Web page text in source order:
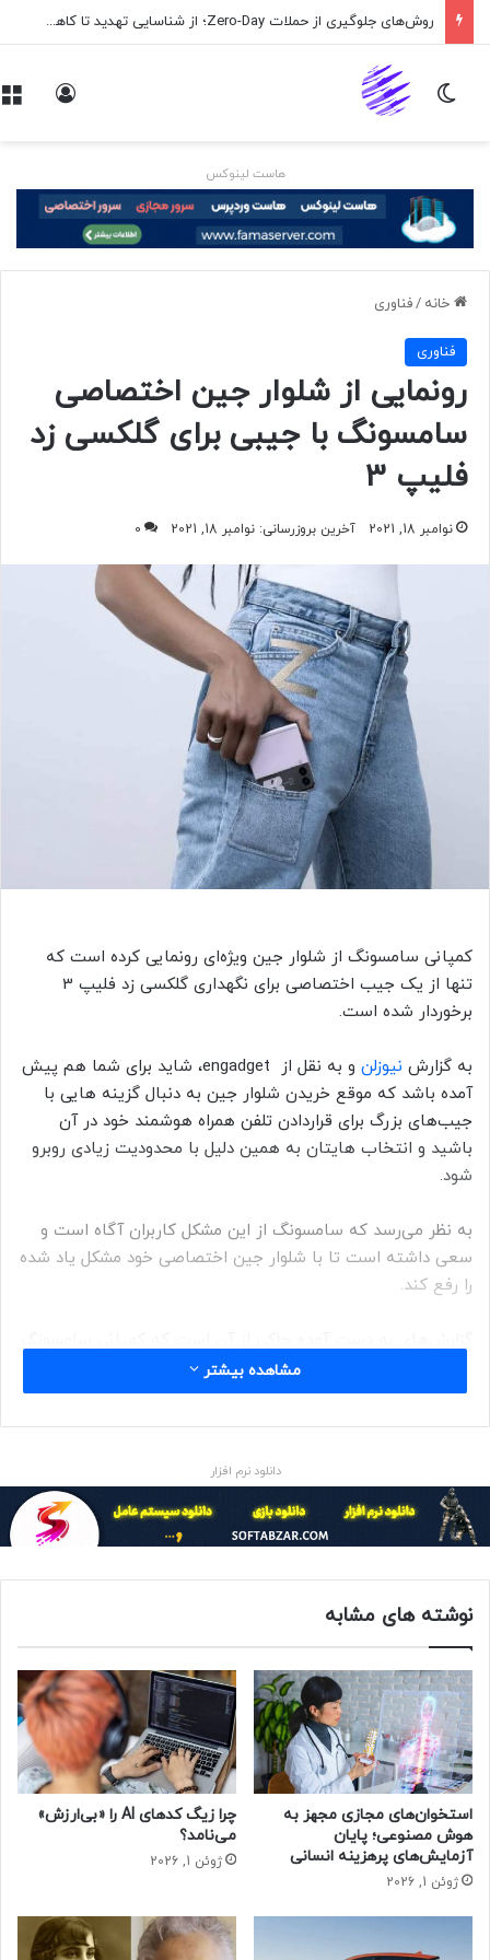
روش‌های جلوگیری از حملات Zero-Day؛ از شناسایی تهدید تا کاهش ریسک
تغییر پوسته
هاست لینوکس
خانه /فناوری
فناوری
رونمایی از شلوار جین اختصاصی
سامسونگ با جیبی برای گلکسی زد
فلیپ 3
نوامبر 18, 2021 آخرین بروزرسانی: نوامبر 18, 2021 0
کمپانی سامسونگ از شلوار جین ویژه‌ای رونمایی کرده است که
تنها از یک جیب اختصاصی برای نگهداری گلکسی زد فلیپ 3
برخوردار شده است.
به گزارش نیوزلن
و به نقل از engadget، شاید برای شما هم پیش
آمده باشد که موقع خریدن شلوار جین به دنبال گزینه هایی با
جیب‌های بزرگ برای قراردادن تلفن همراه هوشمند خود در آن
باشید و انتخاب هایتان به همین دلیل با محدودیت زیادی روبرو
شود.
به نظر‌ می‌رسد که سامسونگ از این مشکل کاربران آگاه است و
سعی داشته است تا با شلوار جین اختصاصی خود مشکل یاد شده
را رفع کند.
در همکاری با برند دکتر دنیم از شلوار جین ویژه‌ای به نام زد فلیپ
پاکت دنیوم رونمایی کرده است که جیب اصلی در آن به نفع
جیبی برای قرار دادن گلکسی زد فلیپ 3 کنار گذاشته شده است.
مشاهده بیشتر
دانلود نرم افزار
نوشته های مشابه
استخوان‌های مجازی مجهز به
هوش مصنوعی؛ پایان
آزمایش‌های پرهزینه انسانی
ژوئن 1, 2026
چرا زیگ کدهای AI را «بی‌ارزش»
می‌نامد؟
ژوئن 1, 2026